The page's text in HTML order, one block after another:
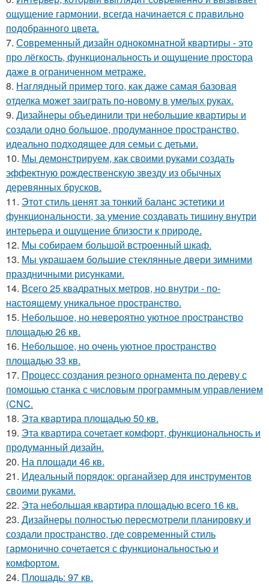
ощущение гармонии, всегда начинается с правильно
подобранного цвета.
7. Современный дизайн однокомнатной квартиры - это
про лёгкость, функциональность и ощущение простора
даже в ограниченном метраже.
8. Наглядный пример того, как даже самая базовая
отделка может заиграть по-новому в умелых руках.
9. Дизайнеры объединили три небольшие квартиры и
создали одно большое, продуманное пространство,
идеально подходящее для семьи с детьми.
10. Мы демонстрируем, как своими руками создать
эффектную рождественскую звезду из обычных
деревянных брусков.
11. Этот стиль ценят за тонкий баланс эстетики и
функциональности, за умение создавать тишину внутри
интерьера и ощущение близости к природе.
12. Мы собираем большой встроенный шкаф.
13. Мы украшаем большие стеклянные двери зимними
праздничными рисунками.
14. Всего 25 квадратных метров, но внутри - по-
настоящему уникальное пространство.
15. Небольшое, но невероятно уютное пространство
площадью 26 кв.
16. Небольшое, но очень уютное пространство
площадью 33 кв.
17. Процесс создания резного орнамента по дереву с
помощью станка с числовым программным управлением
(CNC.
18. Эта квартира площадью 50 кв.
19. Эта квартира сочетает комфорт, функциональность и
продуманный дизайн.
20. На площади 46 кв.
21. Идеальный порядок: органайзер для инструментов
своими руками.
22. Эта небольшая квартира площадью всего 16 кв.
23. Дизайнеры полностью пересмотрели планировку и
создали пространство, где современный стиль
гармонично сочетается с функциональностью и
комфортом.
24. Площадь: 97 кв.